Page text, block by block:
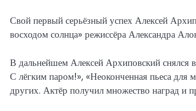
Свой первый серьёзный успех Алексей
восходом солнца» режиссёра Александра
В дальнейшем Алексей Архиповский снялся
С лёгким паром!», «Неоконченная пьеса для
других. Актёр получил множество наград и